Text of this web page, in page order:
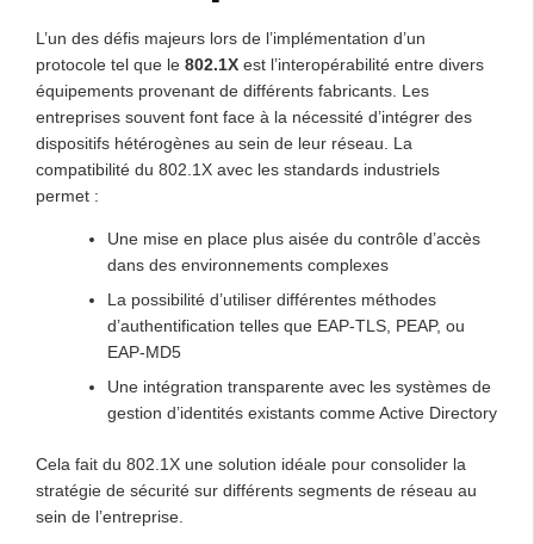
L’un des défis majeurs lors de l’implémentation d’un
protocole tel que le 802.1X est l’interopérabilité entre divers
équipements provenant de différents fabricants. Les
entreprises souvent font face à la nécessité d’intégrer des
dispositifs hétérogènes au sein de leur réseau. La
compatibilité du 802.1X avec les standards industriels
permet :
Une mise en place plus aisée du contrôle d’accès
dans des environnements complexes
La possibilité d’utiliser différentes méthodes
d’authentification telles que EAP-TLS, PEAP, ou
EAP-MD5
Une intégration transparente avec les systèmes de
gestion d’identités existants comme Active Directory
Cela fait du 802.1X une solution idéale pour consolider la
stratégie de sécurité sur différents segments de réseau au
sein de l’entreprise.